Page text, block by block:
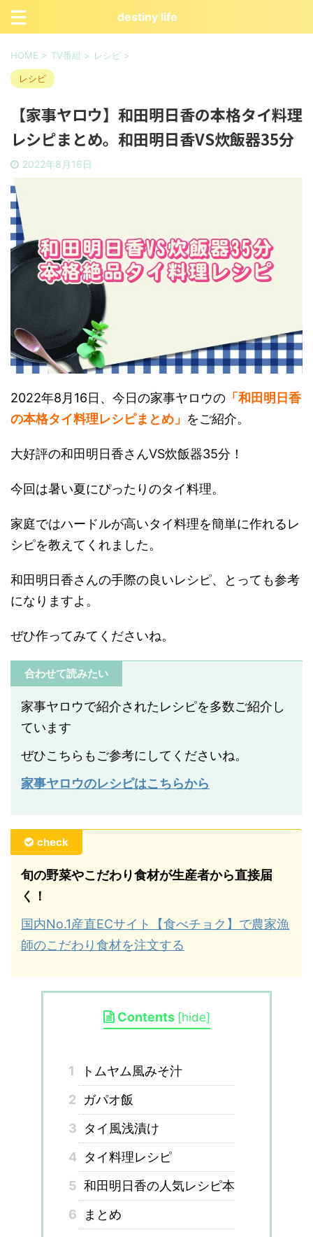
destiny life
HOME > TV番組 > レシピ >
レシピ
【家事ヤロウ】和田明日香の本格タイ料理
レシピまとめ。和田明日香VS炊飯器35分
2022年8月16日
2022年8月16日、今日の家事ヤロウの 「和田明日香
の本格タイ料理レシピまとめ」 をご紹介。
大好評の和田明日香さんVS炊飯器35分！
今回は暑い夏にぴったりのタイ料理。
家庭ではハードルが高いタイ料理を簡単に作れるレ
シピを教えてくれました。
和田明日香さんの手際の良いレシピ、とっても参考
になりますよ。
ぜひ作ってみてくださいね。
合わせて読みたい
家事ヤロウで紹介されたレシピを多数ご紹介し
ています
ぜひこちらもご参考にしてくださいね。
家事ヤロウのレシピはこちらから
check
旬の野菜やこだわり食材が生産者から直接届
く！
国内No.1産直ECサイト【食べチョク】で農家漁
師のこだわり食材を注文する
Contents [hide]
1
トムヤム風みそ汁
2
ガパオ飯
3
タイ風浅漬け
4
タイ料理レシピ
5 和田明日香の人気レシピ本
6
まとめ